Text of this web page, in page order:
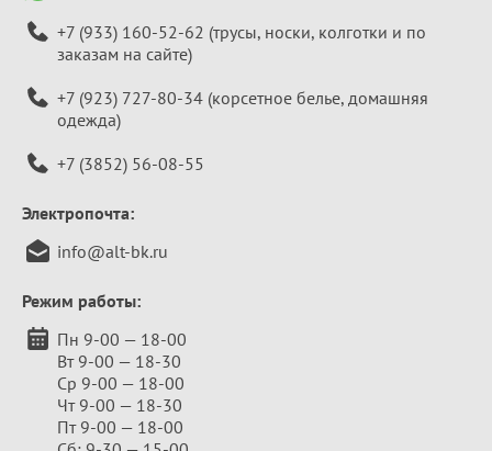
+7 (933) 160-52-62 (трусы, носки, колготки и по
заказам на сайте)
+7 (923) 727-80-34 (корсетное белье, домашняя
одежда)
+7 (3852) 56-08-55
Электропочта:
info@alt-bk.ru
Режим работы:
Пн 9-00 — 18-00
Вт 9-00 — 18-30
Ср 9-00 — 18-00
Чт 9-00 — 18-30
Пт 9-00 — 18-00